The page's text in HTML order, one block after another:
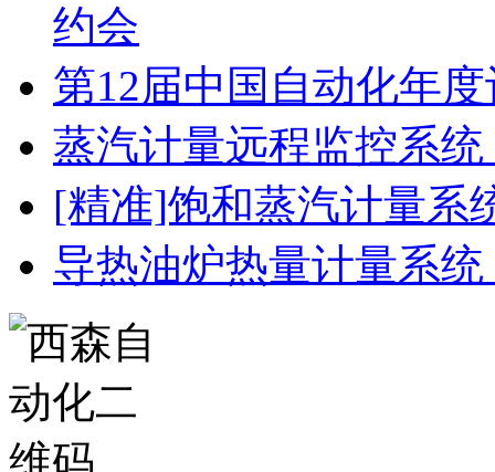
约会
第12届中国自动化年
蒸汽计量远程监控系
[精准]饱和蒸汽计量系
导热油炉热量计量系